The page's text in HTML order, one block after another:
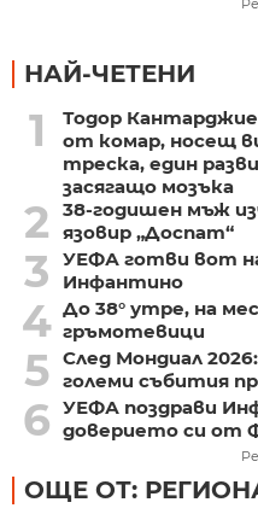
НАЙ-ЧЕТЕНИ
1
Тодор
от комар, носещ
треска, един
засягащо мозъка
2
38-годишен мъж
язовир „Доспат“
3
УЕФА готви вот
Инфантино
4 До 38° утре, на
гръмотевици
5 След Мондиал
големи събития
6 УЕФА поздрави
доверието си от
ОЩЕ ОТ: